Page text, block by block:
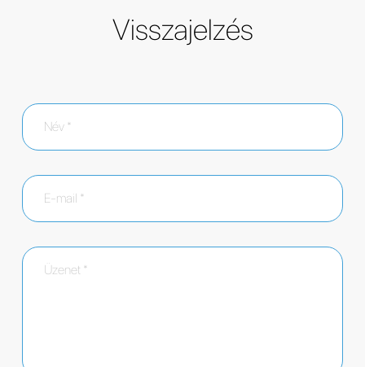
Visszajelzés